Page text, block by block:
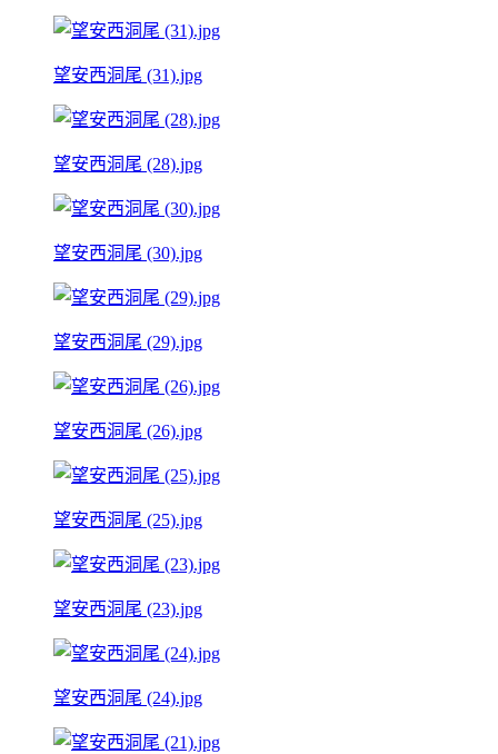
望安西洞尾 (31).jpg
望安西洞尾 (28).jpg
望安西洞尾 (30).jpg
望安西洞尾 (29).jpg
望安西洞尾 (26).jpg
望安西洞尾 (25).jpg
望安西洞尾 (23).jpg
望安西洞尾 (24).jpg